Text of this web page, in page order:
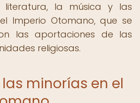
literatura, la música y las
Imperio Otomano, que se
las aportaciones de las
religiosas.
minorías en el